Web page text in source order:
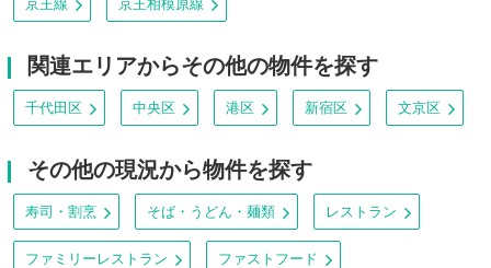
京王線 京王相模原線
関連エリアからその他の物件を探す
千代田区 中央区 港区 新宿区 文京区
その他の現況から物件を探す
寿司・割烹 そば・うどん・麺類 レストラン
ファミリーレストラン ファストフード